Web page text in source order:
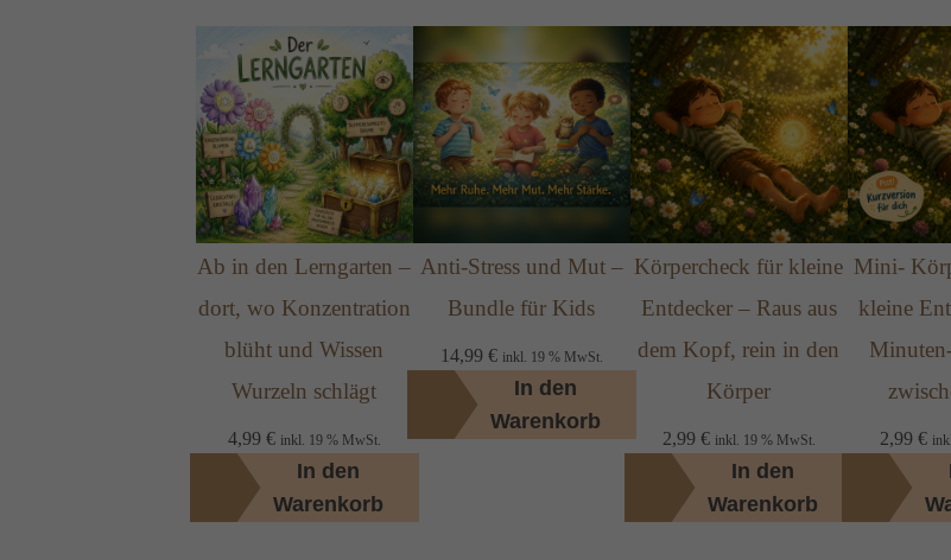
Ab in den Lerngarten –
dort, wo Konzentration
blüht und Wissen
Wurzeln schlägt
4,99 € inkl. 19 % MwSt.
In den
Warenkorb
Anti-Stress und Mut –
Bundle für Kids
14,99 € inkl. 19 % MwSt.
In den
Warenkorb
Körpercheck für kleine
Entdecker – Raus aus
dem Kopf, rein in den
Körper
2,99 € inkl. 19 % MwSt.
In den
Warenkorb
Mini-
kleine
2,99 €